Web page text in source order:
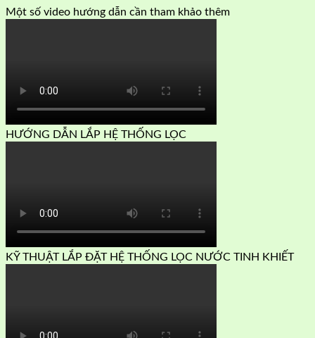
Một số video hướng dẫn cần tham khảo thêm
HƯỚNG DẪN LẮP HỆ THỐNG LỌC
KỸ THUẬT LẮP ĐẶT HỆ THỐNG LỌC NƯỚC TINH KHIẾT